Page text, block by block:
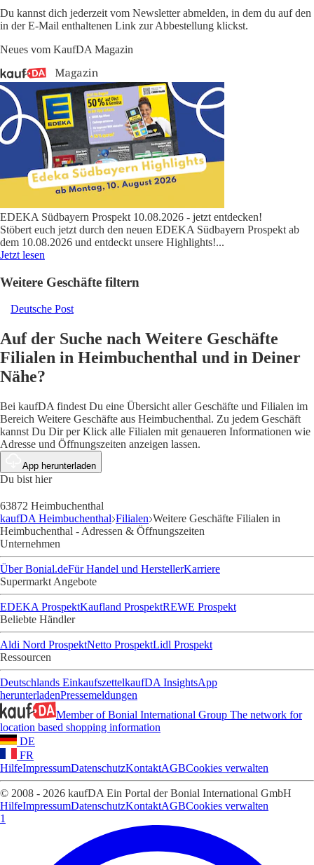
Du kannst dich jederzeit vom Newsletter abmelden, in dem du auf den
in der E-Mail enthaltenen Link zur Abbestellung klickst.
Neues vom KaufDA Magazin
EDEKA Südbayern Prospekt 10.08.2026 - jetzt entdecken!
Stöbert euch jetzt durch den neuen EDEKA Südbayern Prospekt ab
dem 10.08.2026 und entdeckt unsere Highlights!...
Jetzt lesen
Weitere Geschäfte filtern
Deutsche Post
Auf der Suche nach Weitere Geschäfte
Filialen in Heimbuchenthal und in Deiner
Nähe?
Bei kaufDA findest Du eine Übersicht aller Geschäfte und Filialen im
Bereich Weitere Geschäfte aus Heimbuchenthal. Zu jedem Geschäft
kannst Du Dir per Klick alle Filialen mit genaueren Informationen wie
Adresse und Öffnungszeiten anzeigen lassen.
App herunterladen
Du bist hier
63872 Heimbuchenthal
kaufDA Heimbuchenthal Filialen Weitere Geschäfte Filialen in
Heimbuchenthal - Adressen & Öffnungszeiten
Unternehmen
Über Bonial.deFür Handel und HerstellerKarriere
Supermarkt Angebote
EDEKA ProspektKaufland ProspektREWE Prospekt
Beliebte Händler
Aldi Nord ProspektNetto ProspektLidl Prospekt
Ressourcen
Deutschlands EinkaufszettelkaufDA InsightsApp
herunterladenPressemeldungen
Member of Bonial International Group The network for
location based shopping information
DE
FR
HilfeImpressumDatenschutzKontaktAGBCookies verwalten
© 2008 - 2026 kaufDA Ein Portal der Bonial International GmbH
HilfeImpressumDatenschutzKontaktAGBCookies verwalten
1